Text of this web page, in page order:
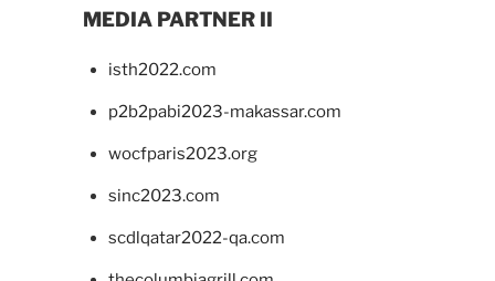
MEDIA PARTNER II
isth2022.com
p2b2pabi2023-makassar.com
wocfparis2023.org
sinc2023.com
scdlqatar2022-qa.com